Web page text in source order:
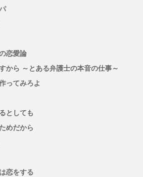
恋愛論
から ～とある弁護士の本音の仕事～
ってみろよ
としても
めだから
恋をする